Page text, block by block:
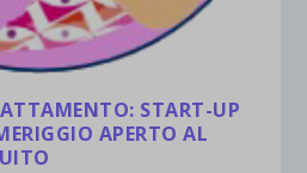
START-UP
APERTO AL